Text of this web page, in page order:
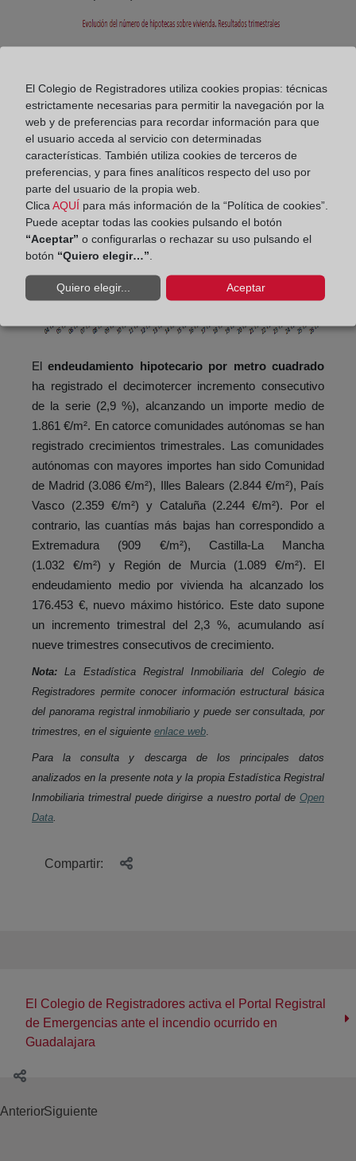
Elendeudamiento hipotecario por metro cuadrado
ha registrado el decimotercer incremento consecutivo
de la serie (2,9 %), alcanzando un importe medio de
1.861 €/m². En catorce comunidades autónomas se han
registrado crecimientos trimestrales. Las comunidades
autónomas con mayores importes han sido Comunidad
de Madrid (3.086 €/m²), Illes Balears (2.844 €/m²), País
Vasco (2.359 €/m²) y Cataluña (2.244 €/m²). Por el
contrario, las cuantías más bajas han correspondido a
Extremadura (909 €/m²), Castilla-La Mancha
(1.032 €/m²) y Región de Murcia (1.089 €/m²). El
endeudamiento medio por vivienda ha alcanzado los
176.453 €, nuevo máximo histórico. Este dato supone
un incremento trimestral del 2,3 %, acumulando así
nueve trimestres consecutivos de crecimiento.
Nota:La Estadística Registral Inmobiliaria del Colegio de
Registradores permite conocer información estructural básica
del panorama registral inmobiliario y puede ser consultada, por
trimestres, en el siguiente enlace web
Para la consulta y descarga de los principales datos
analizados en la presente nota y la propia Estadística Registral
Inmobiliaria trimestral puede dirigirse a nuestro portal de Open
Data
Compartir:
El Colegio de Registradores activa el Portal Registral
de Emergencias ante el incendio ocurrido en
Guadalajara
AnteriorSiguiente
El Colegio de Registradores utiliza cookies propias: técnicas
estrictamente necesarias para permitir la navegación por la
web y de preferencias para recordar información para que
el usuario acceda al servicio con determinadas
características. También utiliza cookies de terceros de
preferencias, y para fines analíticos respecto del uso por
parte del usuario de la propia web.
Clica AQUÍ para más información de la “Política de cookies”.
Puede aceptar todas las cookies pulsando el botón
“Aceptar” o configurarlas o rechazar su uso pulsando el
botón “Quiero elegir…”
Quiero elegir... Aceptar